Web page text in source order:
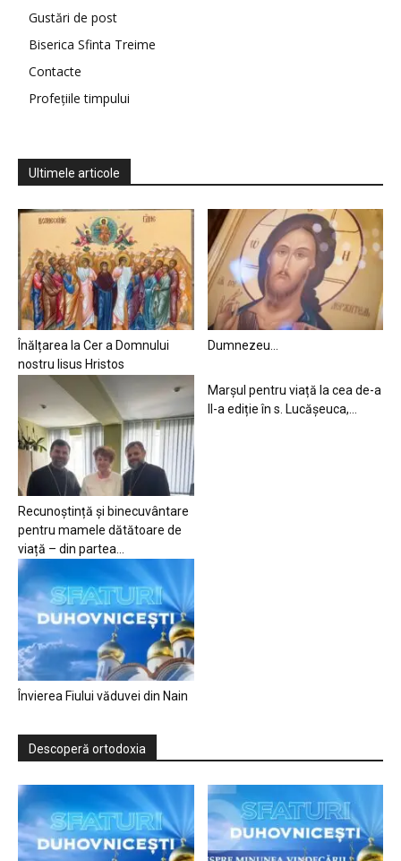
Gustări de post
Biserica Sfinta Treime
Contacte
Profețiile timpului
Ultimele articole
Înălțarea la Cer a Domnului
nostru Iisus Hristos
Dumnezeu…
Recunoștință și binecuvântare
pentru mamele dătătoare de
viață – din partea...
Marșul pentru viață la cea de-a
II-a ediție în s. Lucășeuca,...
Învierea Fiului văduvei din Nain
Descoperă ortodoxia